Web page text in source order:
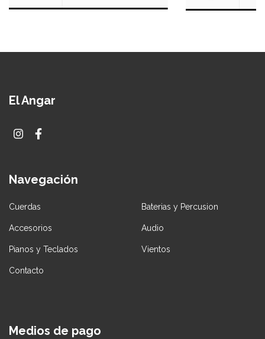
El Angar
Navegación
Cuerdas Baterias y Percusion
Accesorios Audio
Pianos y Teclados Vientos
Contacto
Medios de pago